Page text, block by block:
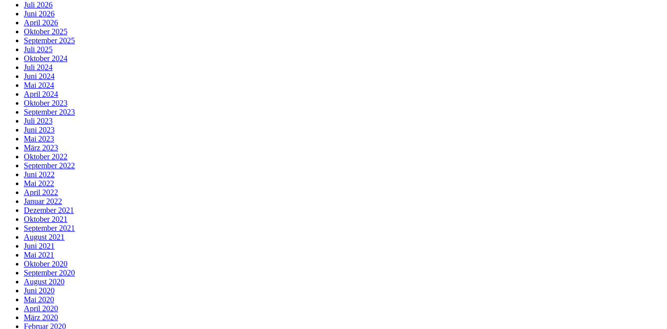
Juli 2026
Juni 2026
April 2026
Oktober 2025
September 2025
Juli 2025
Oktober 2024
Juli 2024
Juni 2024
Mai 2024
April 2024
Oktober 2023
September 2023
Juli 2023
Juni 2023
Mai 2023
März 2023
Oktober 2022
September 2022
Juni 2022
Mai 2022
April 2022
Januar 2022
Dezember 2021
Oktober 2021
September 2021
August 2021
Juni 2021
Mai 2021
Oktober 2020
September 2020
August 2020
Juni 2020
Mai 2020
April 2020
März 2020
Februar 2020